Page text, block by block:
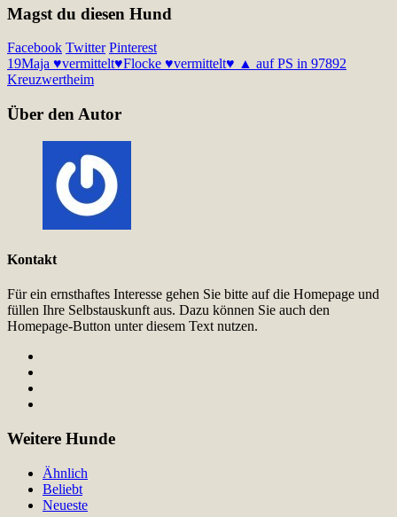
Magst du diesen Hund
Facebook Twitter Pinterest
19Maja ♥vermittelt♥Flocke ♥vermittelt♥ ▲ auf PS in 97892
Kreuzwertheim
Über den Autor
Kontakt
Für ein ernsthaftes Interesse gehen Sie bitte auf die Homepage und
füllen Ihre Selbstauskunft aus. Dazu können Sie auch den
Homepage-Button unter diesem Text nutzen.
Weitere Hunde
Ähnlich
Beliebt
Neueste